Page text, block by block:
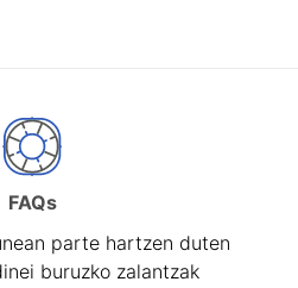
FAQs
parte hartzen duten
buruzko zalantzak